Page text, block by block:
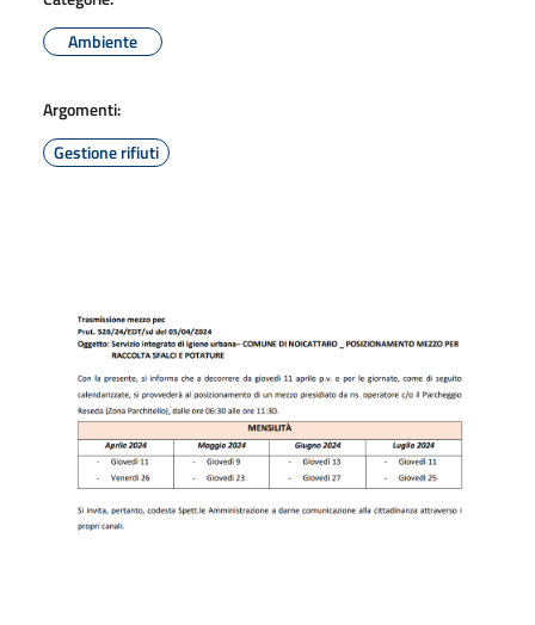
Ambiente
Argomenti:
Gestione rifiuti